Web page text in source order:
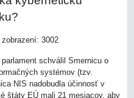
zobrazení: 3002
schválil Smernicu o
systémov (tzv.
NIS nadobudla účinnosť v
štáty EÚ mali 21 mesiacov, aby